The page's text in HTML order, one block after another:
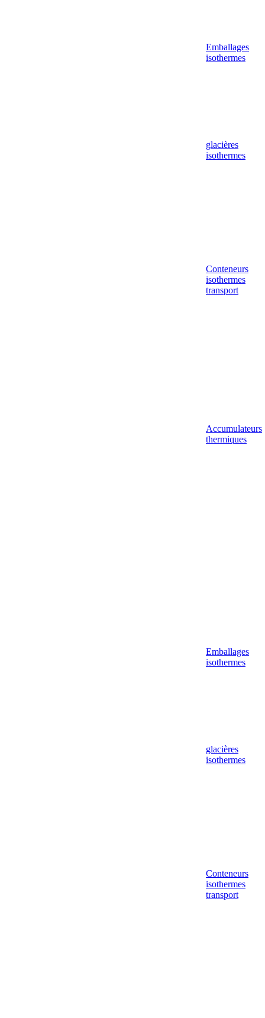
Emballages
isothermes
glacières
isothermes
Conteneurs
isothermes
transport
Accumulateurs
thermiques
Emballages
isothermes
glacières
isothermes
Conteneurs
isothermes
transport